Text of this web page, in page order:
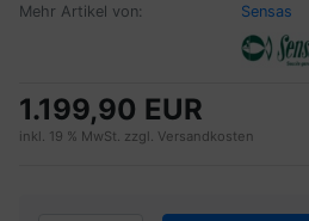
Mehr Artikel von:
Sensas
1.199,90 EUR
inkl. 19 % MwSt. zzgl. Versandkosten